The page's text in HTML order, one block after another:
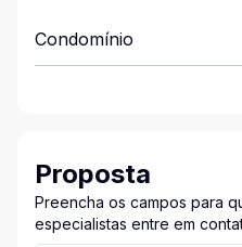
Condomínio
Proposta
Preencha os campos para
especialistas entre em